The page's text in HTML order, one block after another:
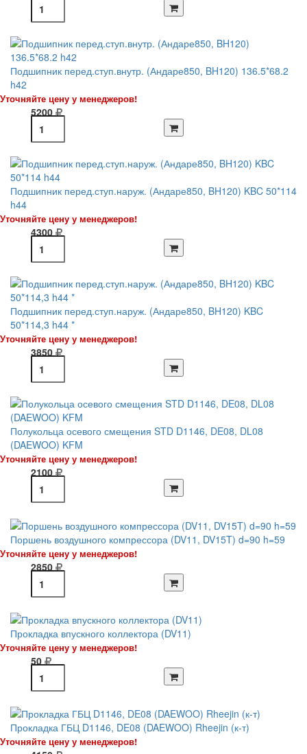
Подшипник перед.ступ.внутр. (Андаре850, BH120) 136.5*68.2
h42
Уточняйте цену у менеджеров!
5200
Подшипник перед.ступ.наруж. (Андаре850, BH120) KBC 50*114
h44
Уточняйте цену у менеджеров!
4300
Подшипник перед.ступ.наруж. (Андаре850, BH120) KBC
50*114,3 h44 *
Уточняйте цену у менеджеров!
3850
Полукольца осевого смещения STD D1146, DE08, DL08
(DAEWOO) KFM
Уточняйте цену у менеджеров!
2100
Поршень воздушного компрессора (DV11, DV15T) d=90 h=59
Уточняйте цену у менеджеров!
2850
Прокладка впускного коллектора (DV11)
Уточняйте цену у менеджеров!
50
Прокладка ГБЦ D1146, DE08 (DAEWOO) Rheejin (к-т)
Уточняйте цену у менеджеров!